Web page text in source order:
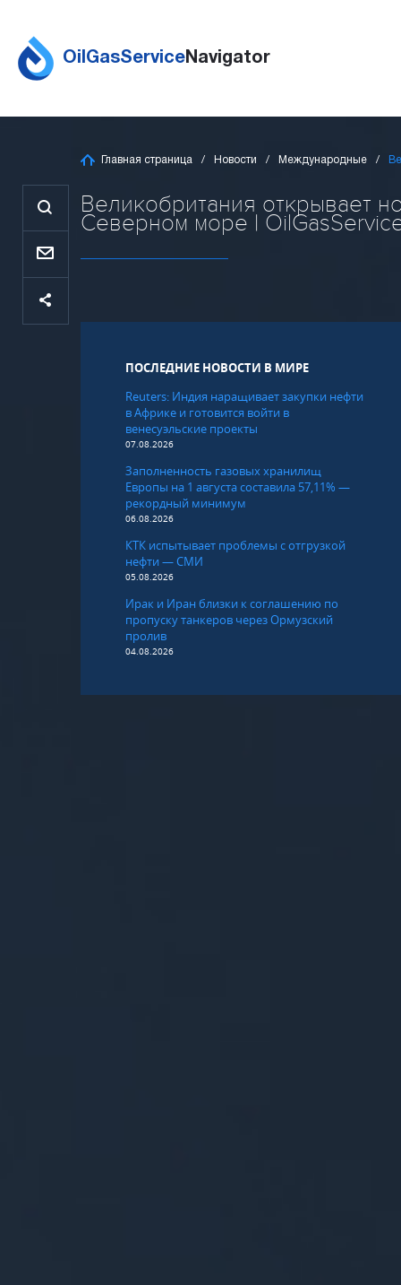
OilGasServiceNavigator
Главная страница Новости Международные
Великобритания открывает
Северном море |
ПОСЛЕДНИЕ НОВОСТИ В МИРЕ
Reuters: Индия наращивает закупки нефти
в Африке и готовится войти в
венесуэльские проекты
07.08.2026
Заполненность газовых хранилищ
Европы на 1 августа составила 57,11% —
рекордный минимум
06.08.2026
КТК испытывает проблемы с отгрузкой
нефти — СМИ
05.08.2026
Ирак и Иран близки к соглашению по
пропуску танкеров через Ормузский
пролив
04.08.2026